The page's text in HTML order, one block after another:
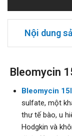
Nội dung
Bleomycin
Bleomycin
sulfate, một
thư tế bào, u
Hodgkin và